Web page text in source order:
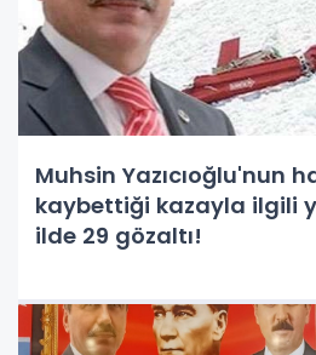
Muhsin Yazıcıoğlu'nun
kaybettiği kazayla ilgili
ilde 29 gözaltı!